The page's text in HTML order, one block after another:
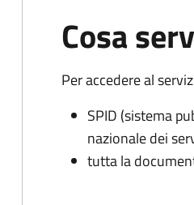
Cosa
Per accedere al
SPID (sistema
nazionale dei
tutta la